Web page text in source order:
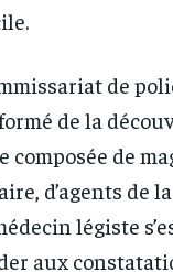
de
de la
composée de
d’agents de
légiste
aux